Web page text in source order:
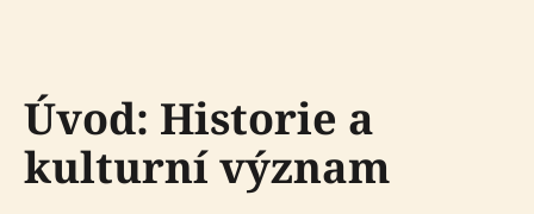
Úvod: Historie a
kulturní význam